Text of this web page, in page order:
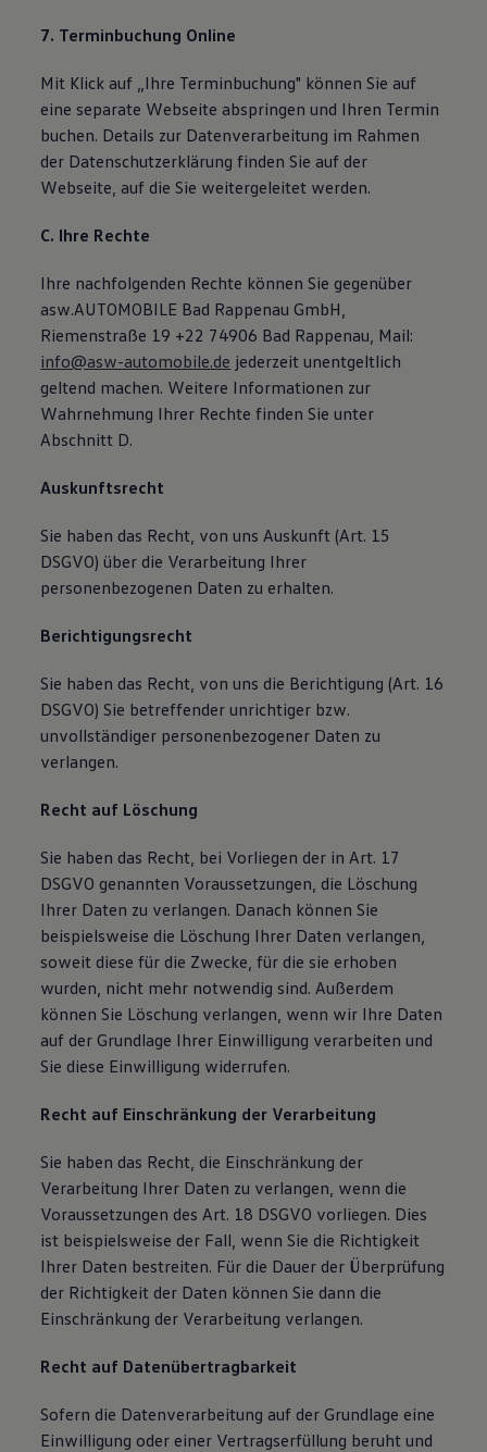
7. Terminbuchung Online
Mit Klick auf „Ihre Terminbuchung" können Sie auf
eine separate Webseite abspringen und Ihren Termin
buchen. Details zur Datenverarbeitung im Rahmen
der Datenschutzerklärung finden Sie auf der
Webseite, auf die Sie weitergeleitet werden.
C. Ihre Rechte
Ihre nachfolgenden Rechte können Sie gegenüber
asw.AUTOMOBILE Bad Rappenau GmbH,
Riemenstraße 19 +22 74906 Bad Rappenau, Mail:
info@asw-automobile.de jederzeit unentgeltlich
geltend machen. Weitere Informationen zur
Wahrnehmung Ihrer Rechte finden Sie unter
Abschnitt D.
Auskunftsrecht
Sie haben das Recht, von uns Auskunft (Art. 15
DSGVO) über die Verarbeitung Ihrer
personenbezogenen Daten zu erhalten.
Berichtigungsrecht
Sie haben das Recht, von uns die Berichtigung (Art. 16
DSGVO) Sie betreffender unrichtiger bzw.
unvollständiger personenbezogener Daten zu
verlangen.
Recht auf Löschung
Sie haben das Recht, bei Vorliegen der in Art. 17
DSGVO genannten Voraussetzungen, die Löschung
Ihrer Daten zu verlangen. Danach können Sie
beispielsweise die Löschung Ihrer Daten verlangen,
soweit diese für die Zwecke, für die sie erhoben
wurden, nicht mehr notwendig sind. Außerdem
können Sie Löschung verlangen, wenn wir Ihre Daten
auf der Grundlage Ihrer Einwilligung verarbeiten und
Sie diese Einwilligung widerrufen.
Recht auf Einschränkung der Verarbeitung
Sie haben das Recht, die Einschränkung der
Verarbeitung Ihrer Daten zu verlangen, wenn die
Voraussetzungen des Art. 18 DSGVO vorliegen. Dies
ist beispielsweise der Fall, wenn Sie die Richtigkeit
Ihrer Daten bestreiten. Für die Dauer der Überprüfung
der Richtigkeit der Daten können Sie dann die
Einschränkung der Verarbeitung verlangen.
Recht auf Datenübertragbarkeit
Sofern die Datenverarbeitung auf der Grundlage eine
Einwilligung oder einer Vertragserfüllung beruht und